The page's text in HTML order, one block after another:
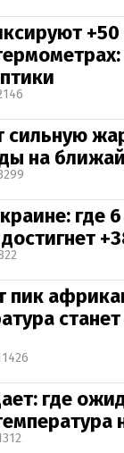
+50
сильную
на
где 6
пик
где